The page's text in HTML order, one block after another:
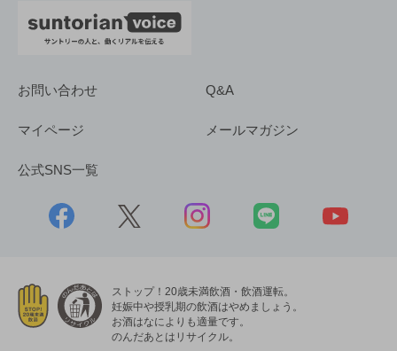
お問い合わせ Q&A
マイページ メールマガジン
公式SNS一覧
ストップ！20歳未満飲酒・飲酒運転。
妊娠中や授乳期の飲酒はやめましょう。
お酒はなによりも適量です。
のんだあとはリサイクル。